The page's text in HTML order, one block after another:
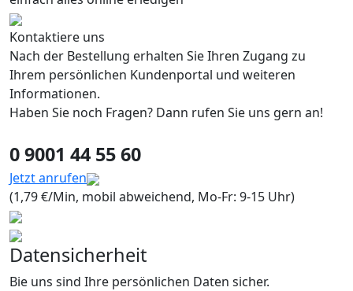
Kontaktiere uns
Nach der Bestellung erhalten Sie Ihren Zugang zu
Ihrem persönlichen Kundenportal und weiteren
Informationen.
Haben Sie noch Fragen? Dann rufen Sie uns gern an!
0 9001 44 55 60
Jetzt anrufen
(1,79 €/Min, mobil abweichend, Mo-Fr: 9-15 Uhr)
Datensicherheit
Bie uns sind Ihre persönlichen Daten sicher.